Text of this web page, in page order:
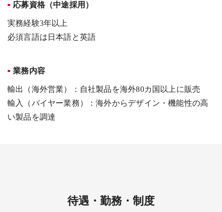
応募資格（中途採用）
実務経験3年以上
必須言語は日本語と英語
業務内容
輸出（海外営業）：自社製品を海外80カ国以上に販売
輸入（バイヤー業務）：海外からデザイン・機能性の高
い製品を調達
待遇・勤務・制度